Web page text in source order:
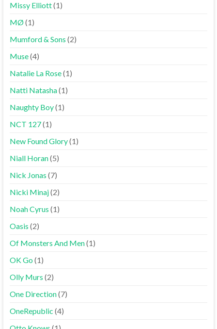
Missy Elliott(1)
MØ(1)
Mumford & Sons (2)
Muse(4)
Natalie La Rose(1)
Natti Natasha(1)
Naughty Boy(1)
NCT 127(1)
New Found Glory(1)
Niall Horan(5)
Nick Jonas (7)
Nicki Minaj(2)
Noah Cyrus (1)
Oasis (2)
Of Monsters And Men(1)
OK Go(1)
Olly Murs (2)
One Direction(7)
OneRepublic (4)